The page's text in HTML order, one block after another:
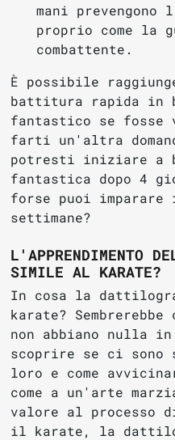
mani
proprio come la
combattente.
È possibile
battitura rapida in
fantastico se fosse
farti un'altra
potresti iniziare a
fantastica dopo 4
forse puoi
settimane?
L'APPRENDIMENTO
SIMILE AL KARATE?
In cosa la
karate?
non abbiano nulla in
scoprire se ci sono
loro e come
come a un'arte
valore al processo di
il karate, la